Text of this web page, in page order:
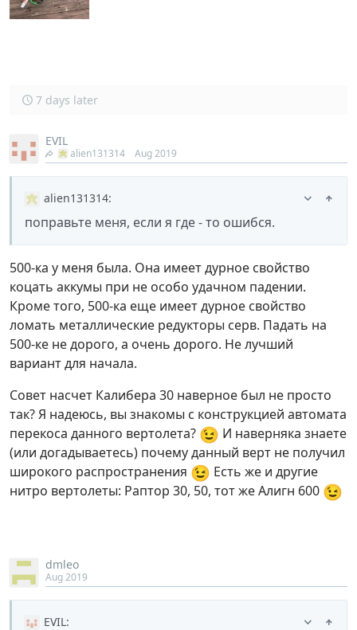
7 days later
EVIL
alien131314 Aug 2019
alien131314:
поправьте меня, если я где - то ошибся.
500-ка у меня была. Она имеет дурное свойство
коцать аккумы при не особо удачном падении.
Кроме того, 500-ка еще имеет дурное свойство
ломать металлические редукторы серв. Падать на
500-ке не дорого, а очень дорого. Не лучший
вариант для начала.
Совет насчет Калибера 30 наверное был не просто
так? Я надеюсь, вы знакомы с конструкцией автомата
перекоса данного вертолета? 😉 И наверняка знаете
(или догадываетесь) почему данный верт не получил
широкого распространения 😉 Есть же и другие
нитро вертолеты: Раптор 30, 50, тот же Алигн 600 😉
dmleo
Aug 2019
EVIL: